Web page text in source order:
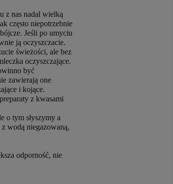
z nas nadal wielką
często niepotrzebnie
Jeśli po umyciu
ją oczyszczacie.
świeżości, ale bez
oczyszczające.
być
zawierają one
i kojące.
z kwasami
o tym słyszymy a
wodą niegazowaną,
odporność, nie